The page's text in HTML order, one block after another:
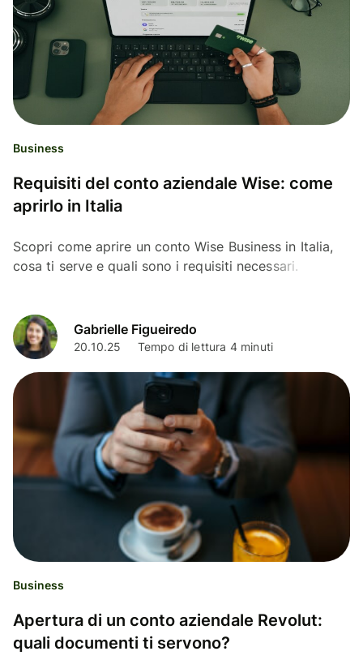
Business
Requisiti del conto aziendale Wise: come
aprirlo in Italia
Scopri come aprire un conto Wise Business in Italia,
cosa ti serve e quali sono i requisiti necessari.
Gabrielle Figueiredo
20.10.25 Tempo di lettura 4 minuti
Business
Apertura di un conto aziendale Revolut:
quali documenti ti servono?